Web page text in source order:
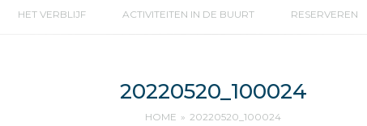
HET VERBLIJF ACTIVITEITEN IN DE BUURT RESERVEREN
20220520_100024
HOME 20220520_100024